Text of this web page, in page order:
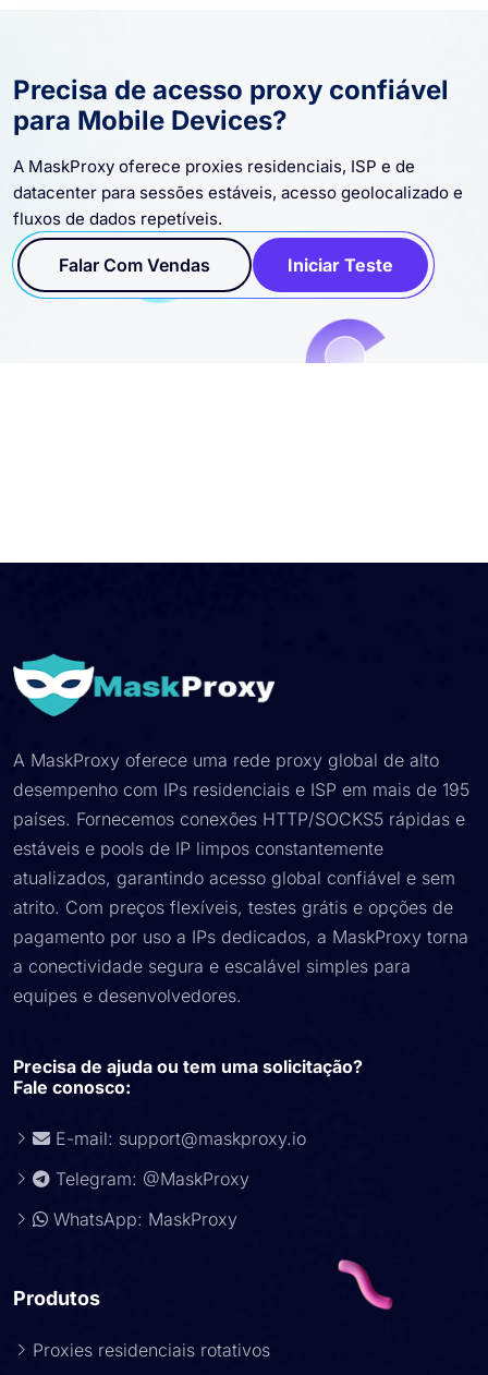
Precisa de acesso proxy confiável
para Mobile Devices?
A MaskProxy oferece proxies residenciais, ISP e de
datacenter para sessões estáveis, acesso geolocalizado e
fluxos de dados repetíveis.
Falar Com Vendas Iniciar Teste
A MaskProxy oferece uma rede proxy global de alto
desempenho com IPs residenciais e ISP em mais de 195
países. Fornecemos conexões HTTP/SOCKS5 rápidas e
estáveis e pools de IP limpos constantemente
atualizados, garantindo acesso global confiável e sem
atrito. Com preços flexíveis, testes grátis e opções de
pagamento por uso a IPs dedicados, a MaskProxy torna
a conectividade segura e escalável simples para
equipes e desenvolvedores.
Precisa de ajuda ou tem uma solicitação?
Fale conosco:
E-mail: support@maskproxy.io
Telegram: @MaskProxy
WhatsApp: MaskProxy
Produtos
Proxies residenciais rotativos